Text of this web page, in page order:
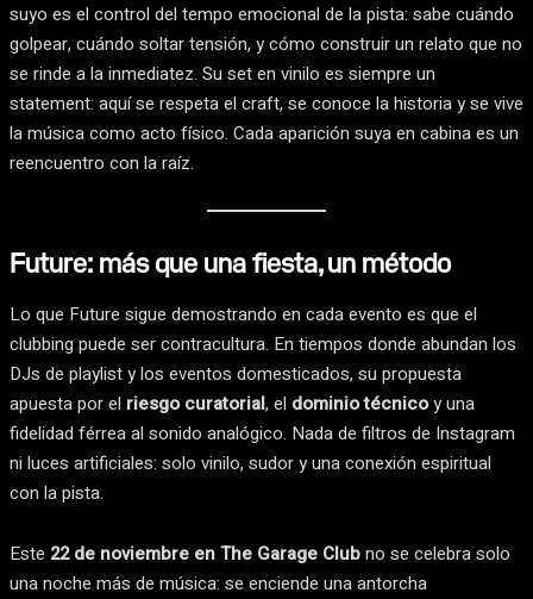
suyo es el control del tempo emocional de la pista: sabe cuándo
golpear, cuándo soltar tensión, y cómo construir un relato que no
se rinde a la inmediatez. Su set en vinilo es siempre un
statement: aquí se respeta el craft, se conoce la historia y se vive
la música como acto físico. Cada aparición suya en cabina es un
reencuentro con la raíz.
Future: más que una fiesta, un método
Lo que Future sigue demostrando en cada evento es que el
clubbing puede ser contracultura. En tiempos donde abundan los
DJs de playlist y los eventos domesticados, su propuesta
apuesta por el riesgo curatorial, el dominio técnicoy una
fidelidad férrea al sonido analógico. Nada de filtros de Instagram
ni luces artificiales: solo vinilo, sudor y una conexión espiritual
con la pista.
Este 22 de noviembre en The Garage Clubno se celebra solo
una noche más de música: se enciende una antorcha